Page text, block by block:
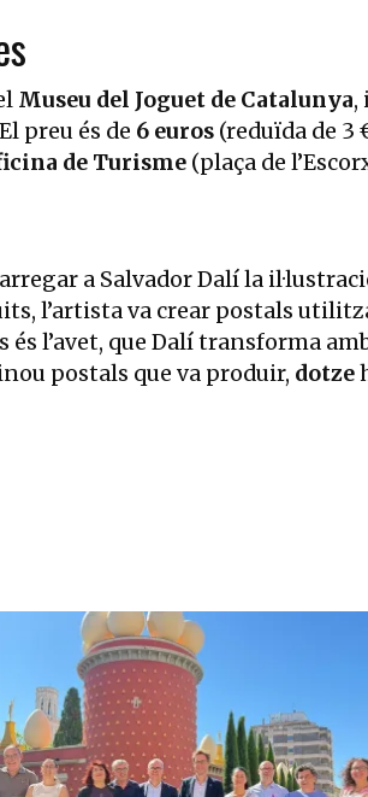
Museu del Joguet de Catalunya,
preu és de 6 euros (reduïda de 3
de Turisme (plaça de
a Salvador Dalí la
l’artista va crear postals
l’avet, que Dalí transforma
postals que va produir, dotze